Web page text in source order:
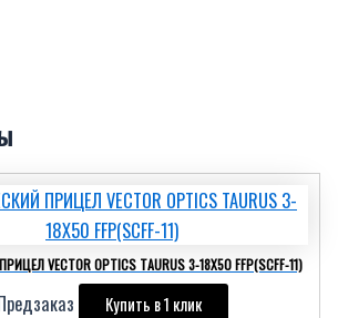
VECTOR OPTICS TAURUS 3-18X50 FFP(SCFF-11)
Купить в 1 клик